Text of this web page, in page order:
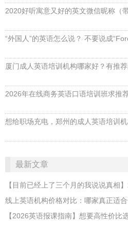
2020好听寓意又好的英文微信昵称（
“外国人”的英语怎么说？ 不要说成
厦门成人英语培训机构哪家好？有推荐
最新文章
线上英语机构价格对比：哪家真正适合